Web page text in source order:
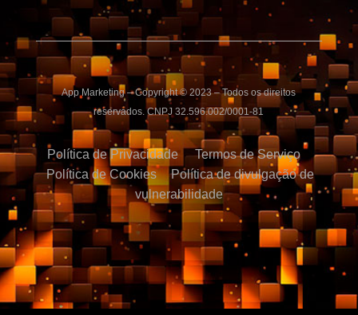
App Marketing – Copyright © 2023 – Todos os direitos
reservados. CNPJ 32.596.002/0001-81
Política de Privacidade
Termos de Serviço
Política de Cookies
Política de divulgação de
vulnerabilidade